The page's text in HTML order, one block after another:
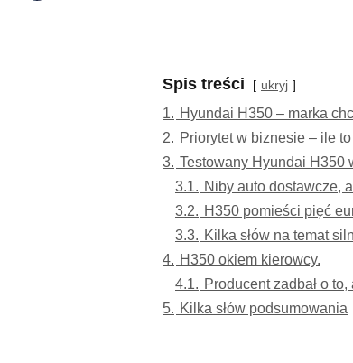
Spis treści ukryj
1. Hyundai H350 – marka
2. Priorytet w biznesie – ile
3. Testowany Hyundai H350
3.1. Niby auto dostawcze,
3.2. H350 pomieści pięć
3.3. Kilka słów na temat
4. H350 okiem kierowcy.
4.1. Producent zadbał o
5. Kilka słów podsumowania